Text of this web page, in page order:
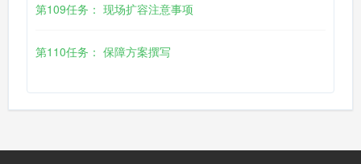
第109任务： 现场扩容注意事项
第110任务： 保障方案撰写